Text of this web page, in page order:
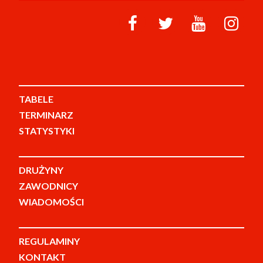
TABELE
TERMINARZ
STATYSTYKI
DRUŻYNY
ZAWODNICY
WIADOMOŚCI
REGULAMINY
KONTAKT